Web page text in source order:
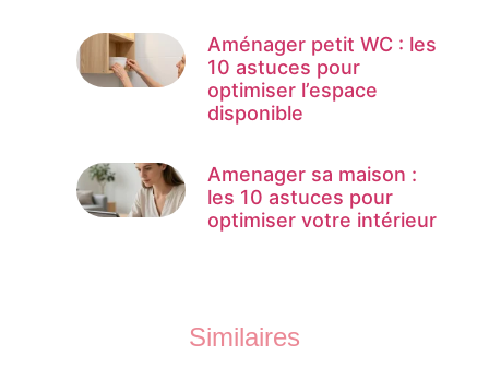
Aménager petit WC : les
10 astuces pour
optimiser l’espace
disponible
Amenager sa maison :
les 10 astuces pour
optimiser votre intérieur
Similaires